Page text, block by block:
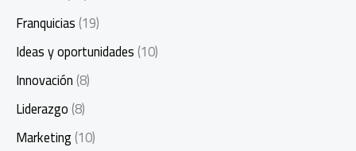
Franquicias(19)
Ideas y oportunidades(10)
Innovación(8)
Liderazgo(8)
Marketing(10)